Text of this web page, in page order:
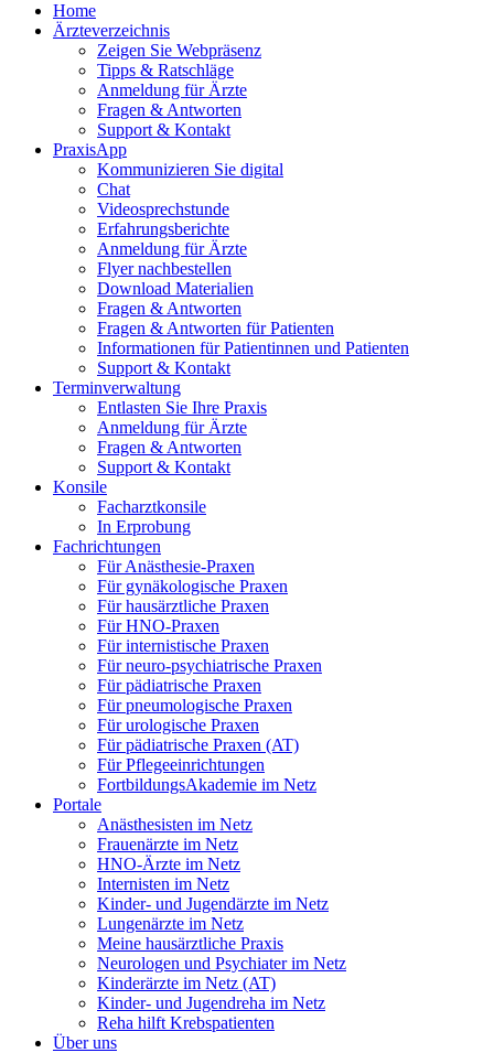
Home
Ärzteverzeichnis
Zeigen Sie Webpräsenz
Tipps & Ratschläge
Anmeldung für Ärzte
Fragen & Antworten
Support & Kontakt
PraxisApp
Kommunizieren Sie digital
Chat
Videosprechstunde
Erfahrungsberichte
Anmeldung für Ärzte
Flyer nachbestellen
Download Materialien
Fragen & Antworten
Fragen & Antworten für Patienten
Informationen für Patientinnen und Patienten
Support & Kontakt
Terminverwaltung
Entlasten Sie Ihre Praxis
Anmeldung für Ärzte
Fragen & Antworten
Support & Kontakt
Konsile
Facharztkonsile
In Erprobung
Fachrichtungen
Für Anästhesie-Praxen
Für gynäkologische Praxen
Für hausärztliche Praxen
Für HNO-Praxen
Für internistische Praxen
Für neuro-psychiatrische Praxen
Für pädiatrische Praxen
Für pneumologische Praxen
Für urologische Praxen
Für pädiatrische Praxen (AT)
Für Pflegeeinrichtungen
FortbildungsAkademie im Netz
Portale
Anästhesisten im Netz
Frauenärzte im Netz
HNO-Ärzte im Netz
Internisten im Netz
Kinder- und Jugendärzte im Netz
Lungenärzte im Netz
Meine hausärztliche Praxis
Neurologen und Psychiater im Netz
Kinderärzte im Netz (AT)
Kinder- und Jugendreha im Netz
Reha hilft Krebspatienten
Über uns